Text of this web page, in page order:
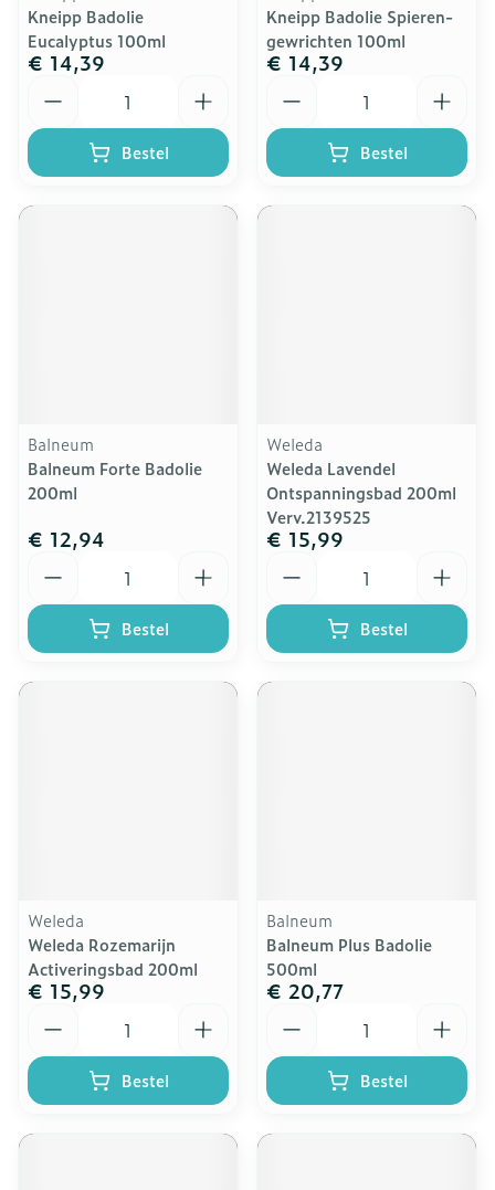
Kneipp Badolie
Eucalyptus 100ml
€ 14,39
Bestel
Kneipp Badolie Spieren-
gewrichten 100ml
€ 14,39
Bestel
Balneum
Balneum Forte Badolie
200ml
€ 12,94
Bestel
Weleda
Weleda Lavendel
Ontspanningsbad 200ml
Verv.2139525
€ 15,99
Bestel
Weleda
Weleda Rozemarijn
Activeringsbad 200ml
€ 15,99
Bestel
Balneum
Balneum Plus Badolie
500ml
€ 20,77
Bestel